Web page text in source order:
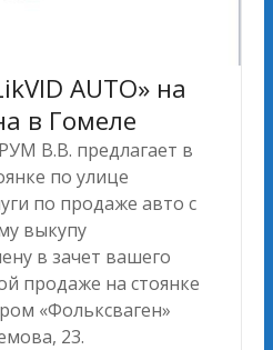
AUTO» на
в Гомеле
В.В. предлагает в
по улице
по продаже авто c
выкупу
в зачет вашего
продаже на стоянке
«Фольксваген»
23.